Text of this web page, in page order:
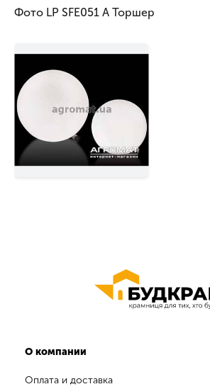
Фото LP SFE051 A Торшер
О компании
Оплата и доставка